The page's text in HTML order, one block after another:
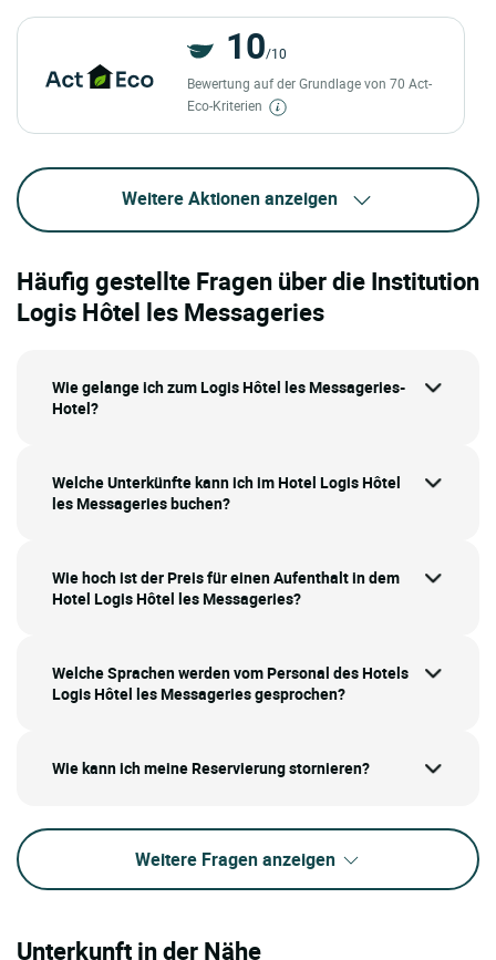
10/10
Bewertung auf der Grundlage von 70 Act-
Eco-Kriterien
Weitere Aktionen anzeigen
Häufig gestellte Fragen über die Institution
Logis Hôtel les Messageries
Wie gelange ich zum Logis Hôtel les Messageries-
Hotel?
Welche Unterkünfte kann ich im Hotel Logis Hôtel
les Messageries buchen?
Wie hoch ist der Preis für einen Aufenthalt in dem
Hotel Logis Hôtel les Messageries?
Welche Sprachen werden vom Personal des Hotels
Logis Hôtel les Messageries gesprochen?
Wie kann ich meine Reservierung stornieren?
Weitere Fragen anzeigen
Unterkunft in der Nähe